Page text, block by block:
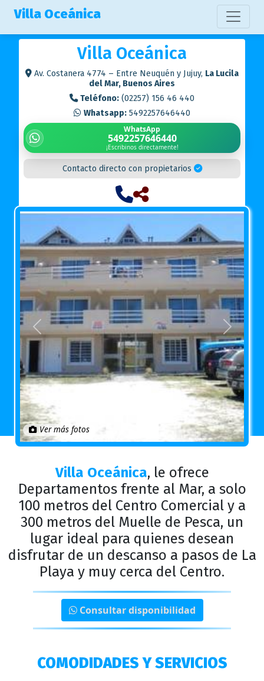
Villa Oceánica
Villa Oceánica
Av. Costanera 4774 – Entre Neuquén y Jujuy, La Lucila
del Mar, Buenos Aires
Teléfono: (02257) 156 46 440
Whatsapp: 5492257646440
WhatsApp
5492257646440
¡Escribinos directamente!
Contacto directo con propietarios
Anterior Próximo
Ver más fotos
Villa Oceánica, le ofrece
Departamentos frente al Mar, a solo
100 metros del Centro Comercial y a
300 metros del Muelle de Pesca, un
lugar ideal para quienes desean
disfrutar de un descanso a pasos de La
Playa y muy cerca del Centro.
Consultar disponibilidad
COMODIDADES Y SERVICIOS